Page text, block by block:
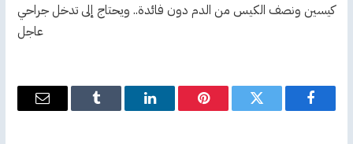
كيسين ونصف الكيس من الدم دون فائدة.. ويحتاج إلى تدخل جراحي
عاجل
فيسبوك تويتر بينتيريستلينكدإن Tumblr
البريد